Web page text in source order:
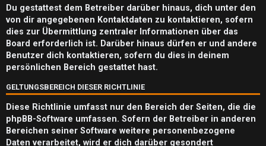
F
A
Q
Du gestattest dem Betreiber darüber hinaus, dich unter den
von dir angegebenen Kontaktdaten zu kontaktieren, sofern
dies zur Übermittlung zentraler Informationen über das
Board erforderlich ist. Darüber hinaus dürfen er und andere
Benutzer dich kontaktieren, sofern du dies in deinem
persönlichen Bereich gestattet hast.
GELTUNGSBEREICH DIESER RICHTLINIE
Diese Richtlinie umfasst nur den Bereich der Seiten, die die
phpBB-Software umfassen. Sofern der Betreiber in anderen
Bereichen seiner Software weitere personenbezogene
Daten verarbeitet, wird er dich darüber gesondert